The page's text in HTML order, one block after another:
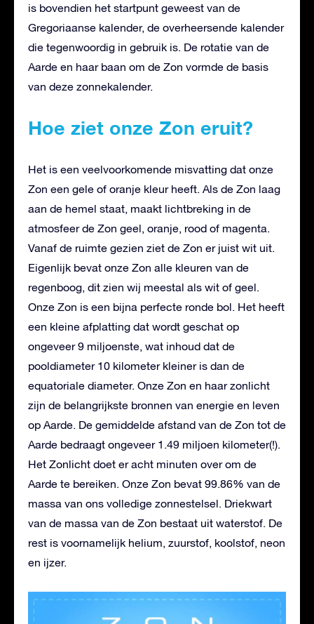
is bovendien het startpunt geweest van de
Gregoriaanse kalender, de overheersende kalender
die tegenwoordig in gebruik is. De rotatie van de
Aarde en haar baan om de Zon vormde de basis
van deze zonnekalender.
Hoe ziet onze Zon eruit?
Het is een veelvoorkomende misvatting dat onze
Zon een gele of oranje kleur heeft. Als de Zon laag
aan de hemel staat, maakt lichtbreking in de
atmosfeer de Zon geel, oranje, rood of magenta.
Vanaf de ruimte gezien ziet de Zon er juist wit uit.
Eigenlijk bevat onze Zon alle kleuren van de
regenboog, dit zien wij meestal als wit of geel.
Onze Zon is een bijna perfecte ronde bol. Het heeft
een kleine afplatting dat wordt geschat op
ongeveer 9 miljoenste, wat inhoud dat de
pooldiameter 10 kilometer kleiner is dan de
equatoriale diameter. Onze Zon en haar zonlicht
zijn de belangrijkste bronnen van energie en leven
op Aarde. De gemiddelde afstand van de Zon tot de
Aarde bedraagt ongeveer 1.49 miljoen kilometer(!).
Het Zonlicht doet er acht minuten over om de
Aarde te bereiken. Onze Zon bevat 99.86% van de
massa van ons volledige zonnestelsel. Driekwart
van de massa van de Zon bestaat uit waterstof. De
rest is voornamelijk helium, zuurstof, koolstof, neon
en ijzer.